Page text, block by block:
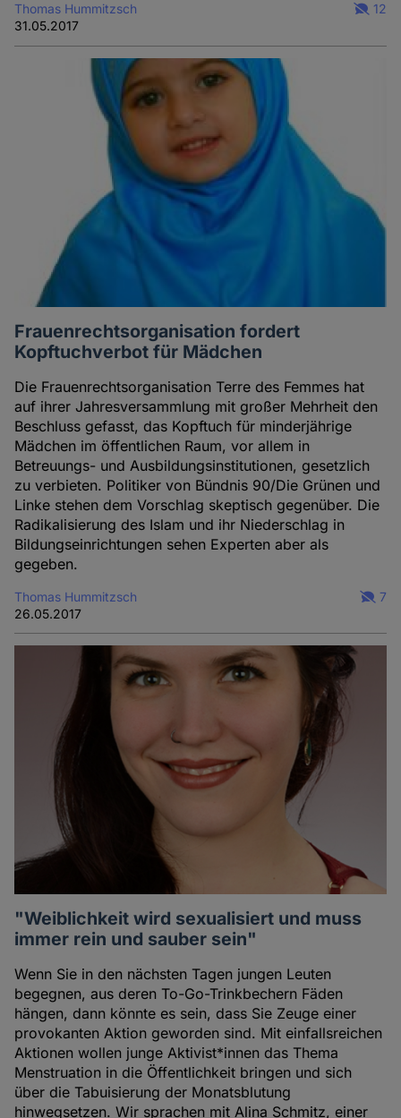
Thomas Hummitzsch
31.05.2017
12
Frauenrechtsorganisation fordert
Kopftuchverbot für Mädchen
Die Frauenrechtsorganisation Terre des Femmes hat
auf ihrer Jahresversammlung mit großer Mehrheit den
Beschluss gefasst, das Kopftuch für minderjährige
Mädchen im öffentlichen Raum, vor allem in
Betreuungs- und Ausbildungsinstitutionen, gesetzlich
zu verbieten. Politiker von Bündnis 90/Die Grünen und
Linke stehen dem Vorschlag skeptisch gegenüber. Die
Radikalisierung des Islam und ihr Niederschlag in
Bildungseinrichtungen sehen Experten aber als
gegeben.
Thomas Hummitzsch
26.05.2017
7
"Weiblichkeit wird sexualisiert und muss
immer rein und sauber sein"
Wenn Sie in den nächsten Tagen jungen Leuten
begegnen, aus deren To-Go-Trinkbechern Fäden
hängen, dann könnte es sein, dass Sie Zeuge einer
provokanten Aktion geworden sind. Mit einfallsreichen
Aktionen wollen junge Aktivist*innen das Thema
Menstruation in die Öffentlichkeit bringen und sich
über die Tabuisierung der Monatsblutung
hinwegsetzen. Wir sprachen mit Alina Schmitz, einer